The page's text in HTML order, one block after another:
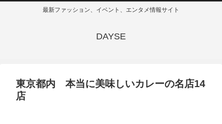
最新ファッション、イベント、エンタメ情報サイト
DAYSE
東京都内 本当に美味しいカレーの名店14
店